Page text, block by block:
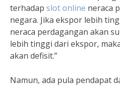
terhadap slot online neraca
negara. Jika ekspor lebih
neraca perdagangan akan
lebih tinggi dari ekspor,
akan defisit.”
Namun, ada pula pendapat